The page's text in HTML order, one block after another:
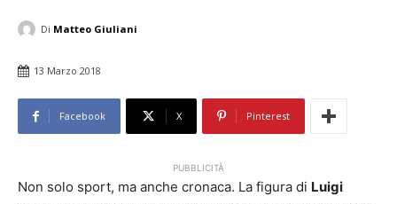
Di Matteo Giuliani
13 Marzo 2018
Facebook X Pinterest
PUBBLICITÀ
Non solo sport, ma anche cronaca. La figura di Luigi